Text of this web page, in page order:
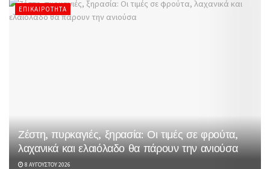
ΕΠΙΚΑΙΡΌΤΗΤΑ
Ζέστη, πυρκαγιές, ξηρασία: Οι τιμές σε φρούτα,
λαχανικά και ελαιόλαδο θα πάρουν την ανιούσα
8 ΑΥΓΟΎΣΤΟΥ 2026